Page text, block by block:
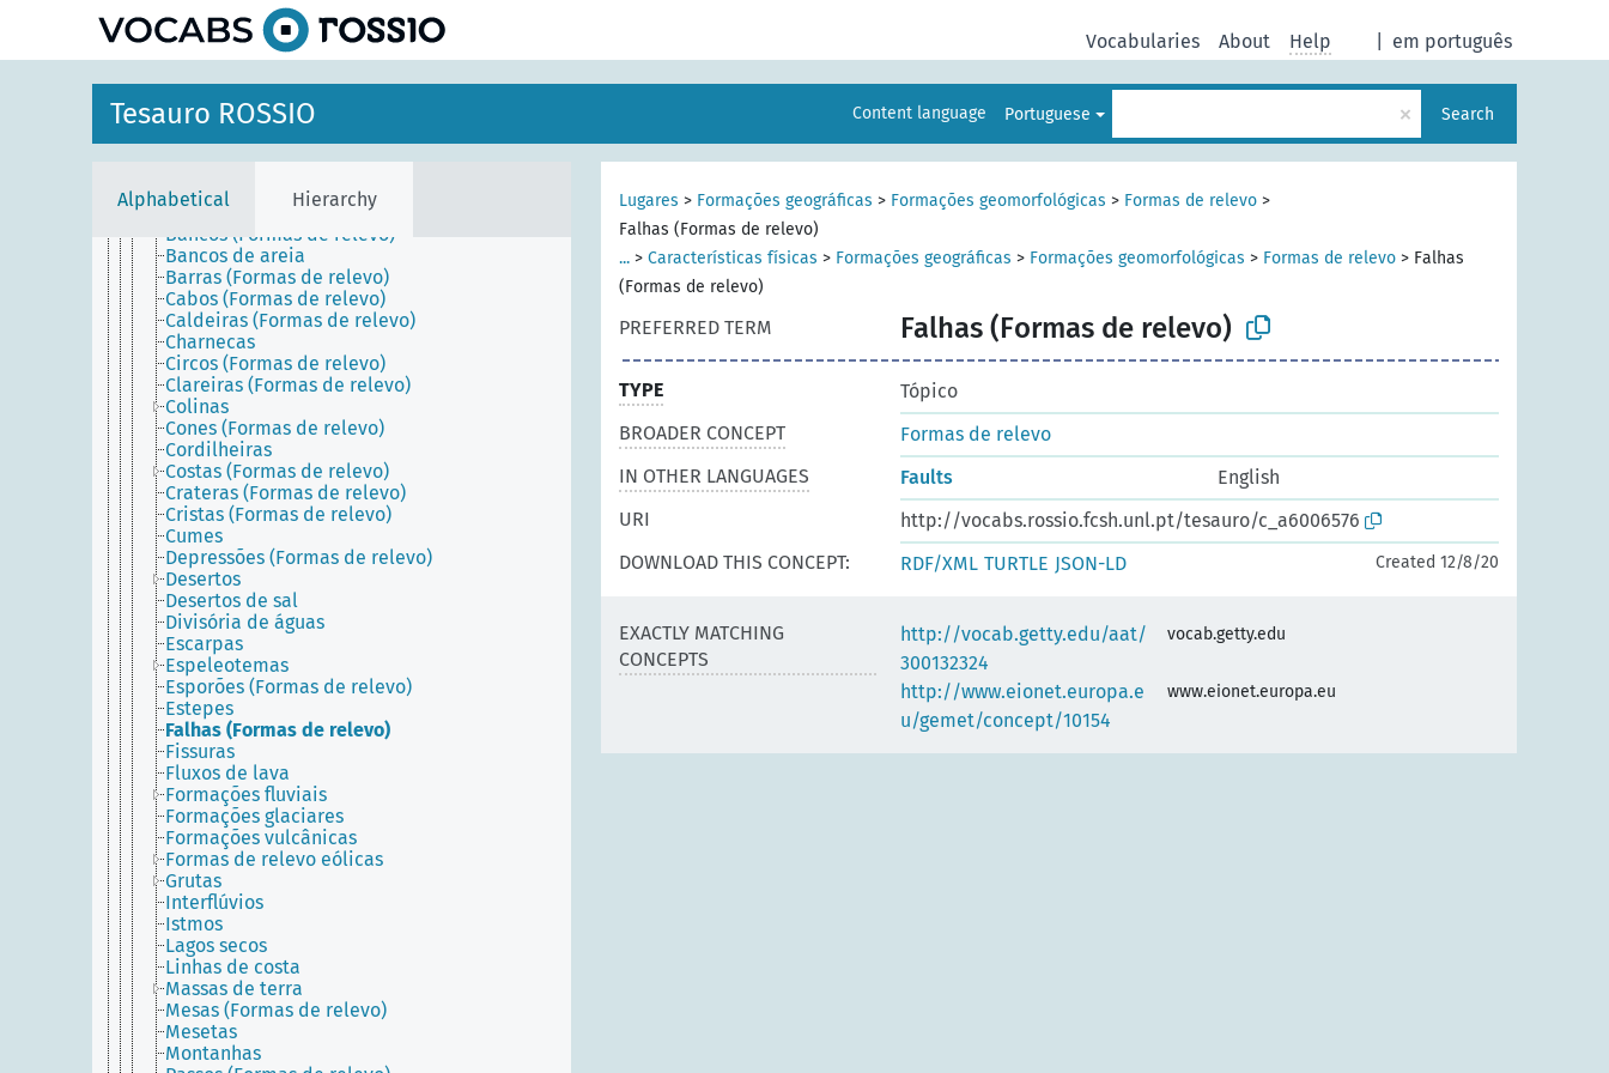
em português
Vocabularies About Help
Tesauro ROSSIO Content language Portuguese × Search
Alphabetical Hierarchy
Ambiente
Formações geográficas
Formações físicas antigas
Formações físicas perdidas
Formações geomorfológicas
Formas de relevo
Arcos naturais
Bacias (Formas de relevo)
Bacias hidrográficas
Baixios
Bancos (Formas de relevo)
Bancos de areia
Barras (Formas de relevo)
Cabos (Formas de relevo)
Caldeiras (Formas de relevo)
Charnecas
Circos (Formas de relevo)
Clareiras (Formas de relevo)
Colinas
Cones (Formas de relevo)
Cordilheiras
Costas (Formas de relevo)
Crateras (Formas de relevo)
Cristas (Formas de relevo)
Cumes
Depressões (Formas de relevo)
Desertos
Desertos de sal
Divisória de águas
Escarpas
Espeleotemas
Esporões (Formas de relevo)
Estepes
Falhas (Formas de relevo)
Fissuras
Fluxos de lava
Formações fluviais
Formações glaciares
Formações vulcânicas
Formas de relevo eólicas
Grutas
Interflúvios
Istmos
Lagos secos
Linhas de costa
Massas de terra
Mesas (Formas de relevo)
Mesetas
Montanhas
Lugares > Formações geográficas > Formações geomorfológicas > Formas de relevo >
Falhas (Formas de relevo)
... > Características físicas > Formações geográficas > Formações geomorfológicas > Formas de relevo > Falhas
(Formas de relevo)
PREFERRED TERM Falhas (Formas de relevo)
TYPE
Tópico
BROADER CONCEPT
Formas de relevo
IN OTHER LANGUAGES
Faults
English
URI
http://vocabs.rossio.fcsh.unl.pt/tesauro/c_a6006576
DOWNLOAD THIS CONCEPT:
RDF/XML TURTLE JSON-LD Created 12/8/20
EXACTLY MATCHING
CONCEPTS
http://vocab.getty.edu/aat/
300132324
vocab.getty.edu
http://www.eionet.europa.e
u/gemet/concept/10154
www.eionet.europa.eu